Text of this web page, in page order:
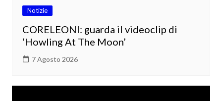
Notizie
CORELEONI: guarda il videoclip di
‘Howling At The Moon’
7 Agosto 2026